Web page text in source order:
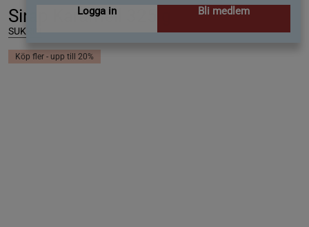
Logga in
Bli medlem
Sirap Karamell 325 g
SUKRIN
Köp fler - upp till 20%